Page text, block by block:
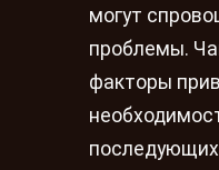
могут
проблемы.
факторы